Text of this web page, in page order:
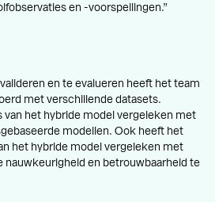
en -voorspellingen.”
en te evalueren heeft het team
met verschillende datasets.
van het hybride model vergeleken met
modellen. Ook heeft het
het hybride model vergeleken met
nauwkeurigheid en betrouwbaarheid te